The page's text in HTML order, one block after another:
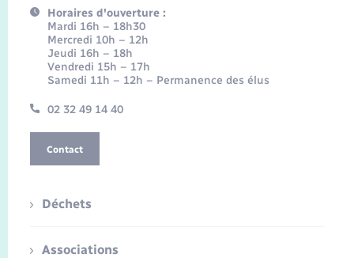
Horaires d'ouverture :
Mardi 16h – 18h30
Mercredi 10h – 12h
Jeudi 16h – 18h
Vendredi 15h – 17h
Samedi 11h – 12h – Permanence des élus
02 32 49 14 40
Contact
Déchets
Associations